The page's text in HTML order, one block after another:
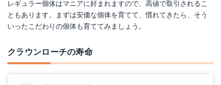
レギュラー個体はマニアに好まれますので、高値で取引されるこ
ともあります。まずは安価な個体を育てて、慣れてきたら、そう
いったこだわりの個体も育ててみましょう。
クラウンローチの寿命